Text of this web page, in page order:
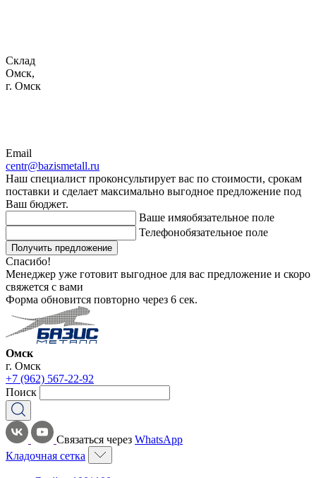
Склад
Омск,
г. Омск
Email
centr@bazismetall.ru
Наш специалист проконсультирует вас по стоимости, срокам
поставки и сделает максимально выгодное предложение под
Ваш бюджет.
Ваше имяобязательное поле
Телефонобязательное поле
Получить предложение
Спасибо!
Менеджер уже готовит выгодное для вас предложение и скоро
свяжется с вами
Форма обновится повторно через 6 сек.
Омск
г. Омск
+7 (962) 567-22-92
Поиск
Связаться через WhatsApp
Кладочная сетка